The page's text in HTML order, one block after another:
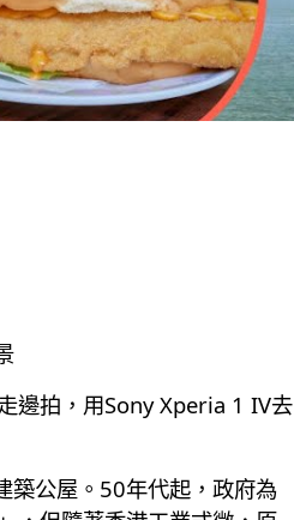
邊拍，用Sony Xperia 1 IV去
築公屋。50年代起，政府為